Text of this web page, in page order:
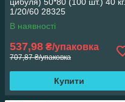
1/20/60 28325
В наявності
537,98 ₴/упаковка
707,87 ₴/упаковка
Купити